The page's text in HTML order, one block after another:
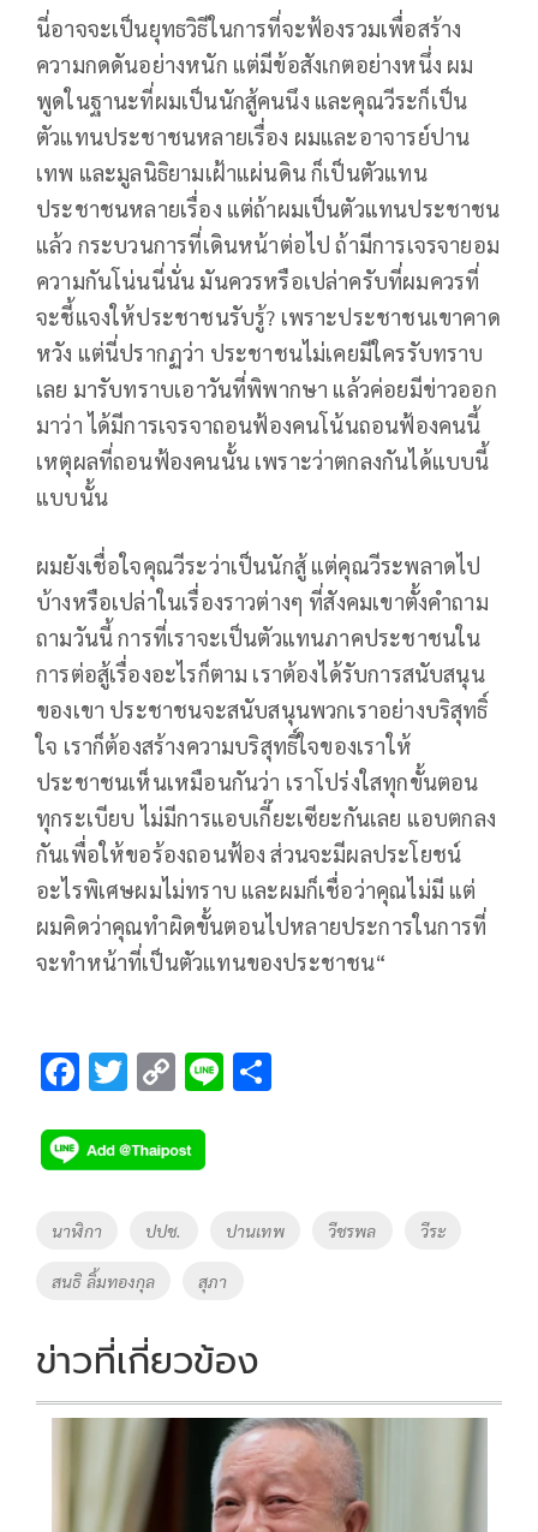
นี่อาจจะเป็นยุทธวิธีในการที่จะฟ้องรวมเพื่อสร้าง
ความกดดันอย่างหนัก แต่มีข้อสังเกตอย่างหนึ่ง ผม
พูดในฐานะที่ผมเป็นนักสู้คนนึง และคุณวีระก็เป็น
ตัวแทนประชาชนหลายเรื่อง ผมและอาจารย์ปาน
เทพ และมูลนิธิยามเฝ้าแผ่นดิน ก็เป็นตัวแทน
ประชาชนหลายเรื่อง แต่ถ้าผมเป็นตัวแทนประชาชน
แล้ว กระบวนการที่เดินหน้าต่อไป ถ้ามีการเจรจายอม
ความกันโน่นนี่นั่น มันควรหรือเปล่าครับที่ผมควรที่
จะชี้แจงให้ประชาชนรับรู้? เพราะประชาชนเขาคาด
หวัง แต่นี่ปรากฏว่า ประชาชนไม่เคยมีใครรับทราบ
เลย มารับทราบเอาวันที่พิพากษา แล้วค่อยมีข่าวออก
มาว่า ได้มีการเจรจาถอนฟ้องคนโน้นถอนฟ้องคนนี้
เหตุผลที่ถอนฟ้องคนนั้น เพราะว่าตกลงกันได้แบบนี้
แบบนั้น
ผมยังเชื่อใจคุณวีระว่าเป็นนักสู้ แต่คุณวีระพลาดไป
บ้างหรือเปล่าในเรื่องราวต่างๆ ที่สังคมเขาตั้งคำถาม
ถามวันนี้ การที่เราจะเป็นตัวแทนภาคประชาชนใน
การต่อสู้เรื่องอะไรก็ตาม เราต้องได้รับการสนับสนุน
ของเขา ประชาชนจะสนับสนุนพวกเราอย่างบริสุทธิ์
ใจ เราก็ต้องสร้างความบริสุทธิ์ใจของเราให้
ประชาชนเห็นเหมือนกันว่า เราโปร่งใสทุกขั้นตอน
ทุกระเบียบ ไม่มีการแอบเกี๊ยะเซียะกันเลย แอบตกลง
กันเพื่อให้ขอร้องถอนฟ้อง ส่วนจะมีผลประโยชน์
อะไรพิเศษผมไม่ทราบ และผมก็เชื่อว่าคุณไม่มี แต่
ผมคิดว่าคุณทำผิดขั้นตอนไปหลายประการในการที่
จะทำหน้าที่เป็นตัวแทนของประชาชน“
F
e
b
o
o
k
T
tt
er
C
p
y
Li
Li
Tags
นาฬิกา ปปช. ปานเทพ วีชรพล วีระ
สนธิ ลิ้มทองกุล สุภา
ข่าวที่เกี่ยวข้อง